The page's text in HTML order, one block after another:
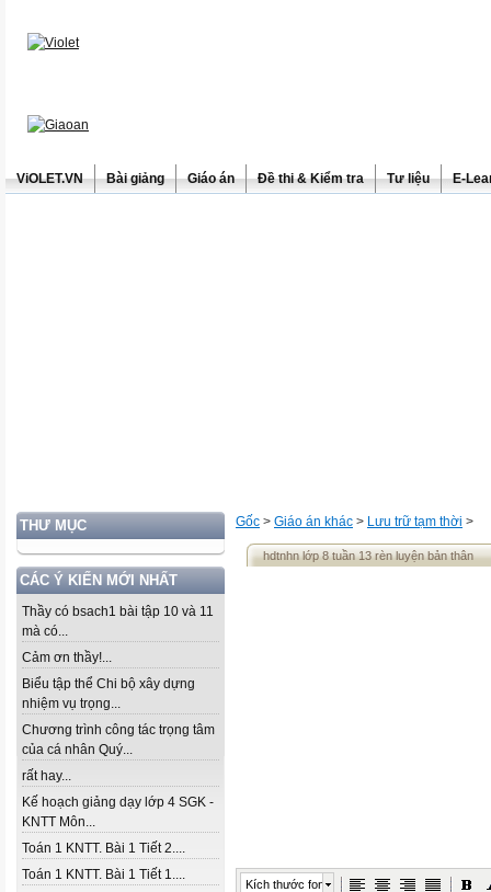
ViOLET.VN Bài giảng Giáo án Đề thi & Kiểm tra Tư liệu E-
THƯ MỤC
CÁC Ý KIẾN MỚI NHẤT
Thầy có bsach1 bài tập 10 và 11
mà có...
Cảm ơn thầy!...
Biểu tập thể Chi bộ xây dựng
nhiệm vụ trọng...
Chương trình công tác trọng tâm
của cá nhân Quý...
rất hay...
Kế hoạch giảng dạy lớp 4 SGK -
KNTT Môn...
Toán 1 KNTT. Bài 1 Tiết 2....
Toán 1 KNTT. Bài 1 Tiết 1....
Gốc > Giáo án khác > Lưu trữ tạm thời >
hdtnhn lớp 8 tuần 13 rèn luyện bản thân
Kích thước font